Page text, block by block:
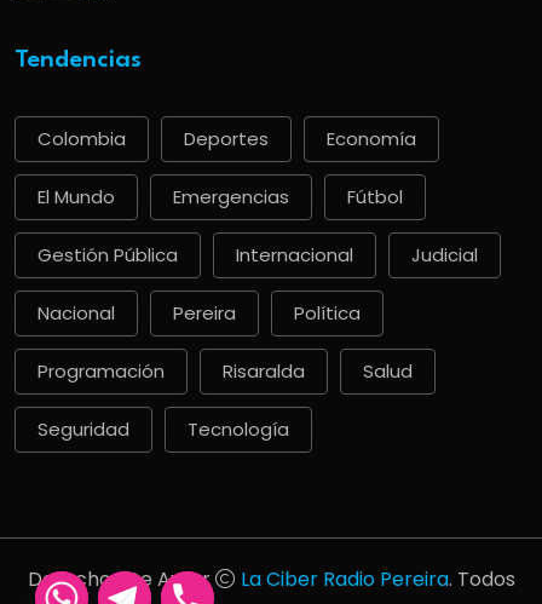
Tendencias
Colombia Deportes Economía
El Mundo Emergencias Fútbol
Gestión Pública Internacional Judicial
Nacional Pereira Política
Programación Risaralda Salud
Seguridad Tecnología
Derechos De Autor La Ciber Radio Pereira. Todos